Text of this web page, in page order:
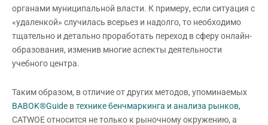
органами муниципальной власти. К примеру, если ситуация с
«удаленкой» случилась всерьез и надолго, то необходимо
тщательно и детально проработать переход в сферу онлайн-
образования, изменив многие аспекты деятельности
учебного центра.
Таким образом, в отличие от других методов, упоминаемых
BABOK®Guide втехнике бенчмаркинга и анализа рынков,
CATWOE относится не только к рыночному окружению, а